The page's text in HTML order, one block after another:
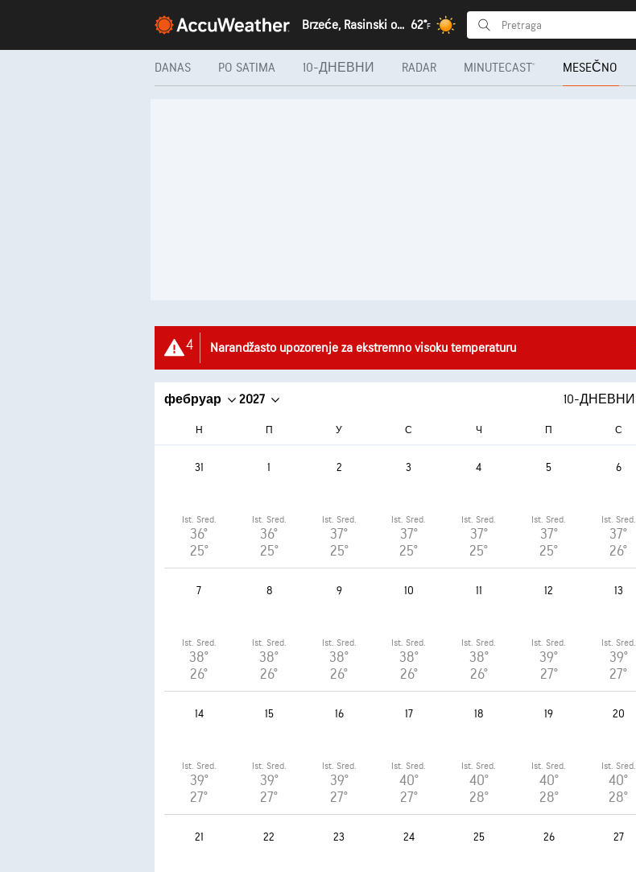
Brzeće, Rasinski okrug 62°F
DANAS PO SATIMA 10-ДНЕВНИ RADAR MINUTECAST® MESEČNO
4 Narandžasto upozorenje za ekstremno visoku temperaturu
фебруар 2027 10-ДНЕВНИ
Н П У С Ч П С
31
Ist. Sred.
36°
25°
1
Ist. Sred.
36°
25°
2
Ist. Sred.
37°
25°
3
Ist. Sred.
37°
25°
4
Ist. Sred.
37°
25°
5
Ist. Sred.
37°
25°
6
Ist. Sred.
37°
26°
7
Ist. Sred.
38°
26°
8
Ist. Sred.
38°
26°
9
Ist. Sred.
38°
26°
10
Ist. Sred.
38°
26°
11
Ist. Sred.
38°
26°
12
Ist. Sred.
39°
27°
13
Ist. Sred.
39°
27°
14
Ist. Sred.
39°
27°
15
Ist. Sred.
39°
27°
16
Ist. Sred.
39°
27°
17
Ist. Sred.
40°
27°
18
Ist. Sred.
40°
28°
19
Ist. Sred.
40°
28°
20
Ist. Sred.
40°
28°
21 22 23 24 25 26 27